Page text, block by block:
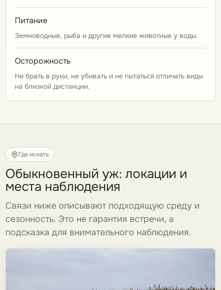
Питание
Земноводные, рыба и другие мелкие животные у воды.
Осторожность
Не брать в руки, не убивать и не пытаться отличать виды
на близкой дистанции.
Где искать
Обыкновенный уж: локации и
места наблюдения
Связи ниже описывают подходящую среду и
сезонность. Это не гарантия встречи, а
подсказка для внимательного наблюдения.